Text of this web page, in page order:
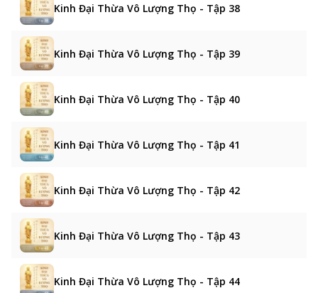
Kinh Đại Thừa Vô Lượng Thọ - Tập 38
Kinh Đại Thừa Vô Lượng Thọ - Tập 39
Kinh Đại Thừa Vô Lượng Thọ - Tập 40
Kinh Đại Thừa Vô Lượng Thọ - Tập 41
Kinh Đại Thừa Vô Lượng Thọ - Tập 42
Kinh Đại Thừa Vô Lượng Thọ - Tập 43
Kinh Đại Thừa Vô Lượng Thọ - Tập 44